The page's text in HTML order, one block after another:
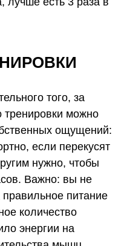
того, за
тренировки можно
ощущений:
если перекусят
нужно, чтобы
Важно: вы не
питание
количество
энергии на